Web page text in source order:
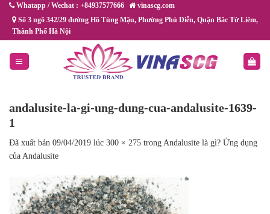
ChuyểnWhatapp / Wechat : +84937577666
vinascg.com
Số 3 ngõ 342/29 đường Hồ Tùng Mậu, Phường Phú Diễn, Quận Bắc Từ Liêm,
Thành Phố Hà Nội
andalusite-la-gi-ung-dung-cua-andalusite-1639-
1
Đã xuất bản 09/04/2019 lúc 300 × 275 trong Andalusite là gì? Ứng dụng
của Andalusite